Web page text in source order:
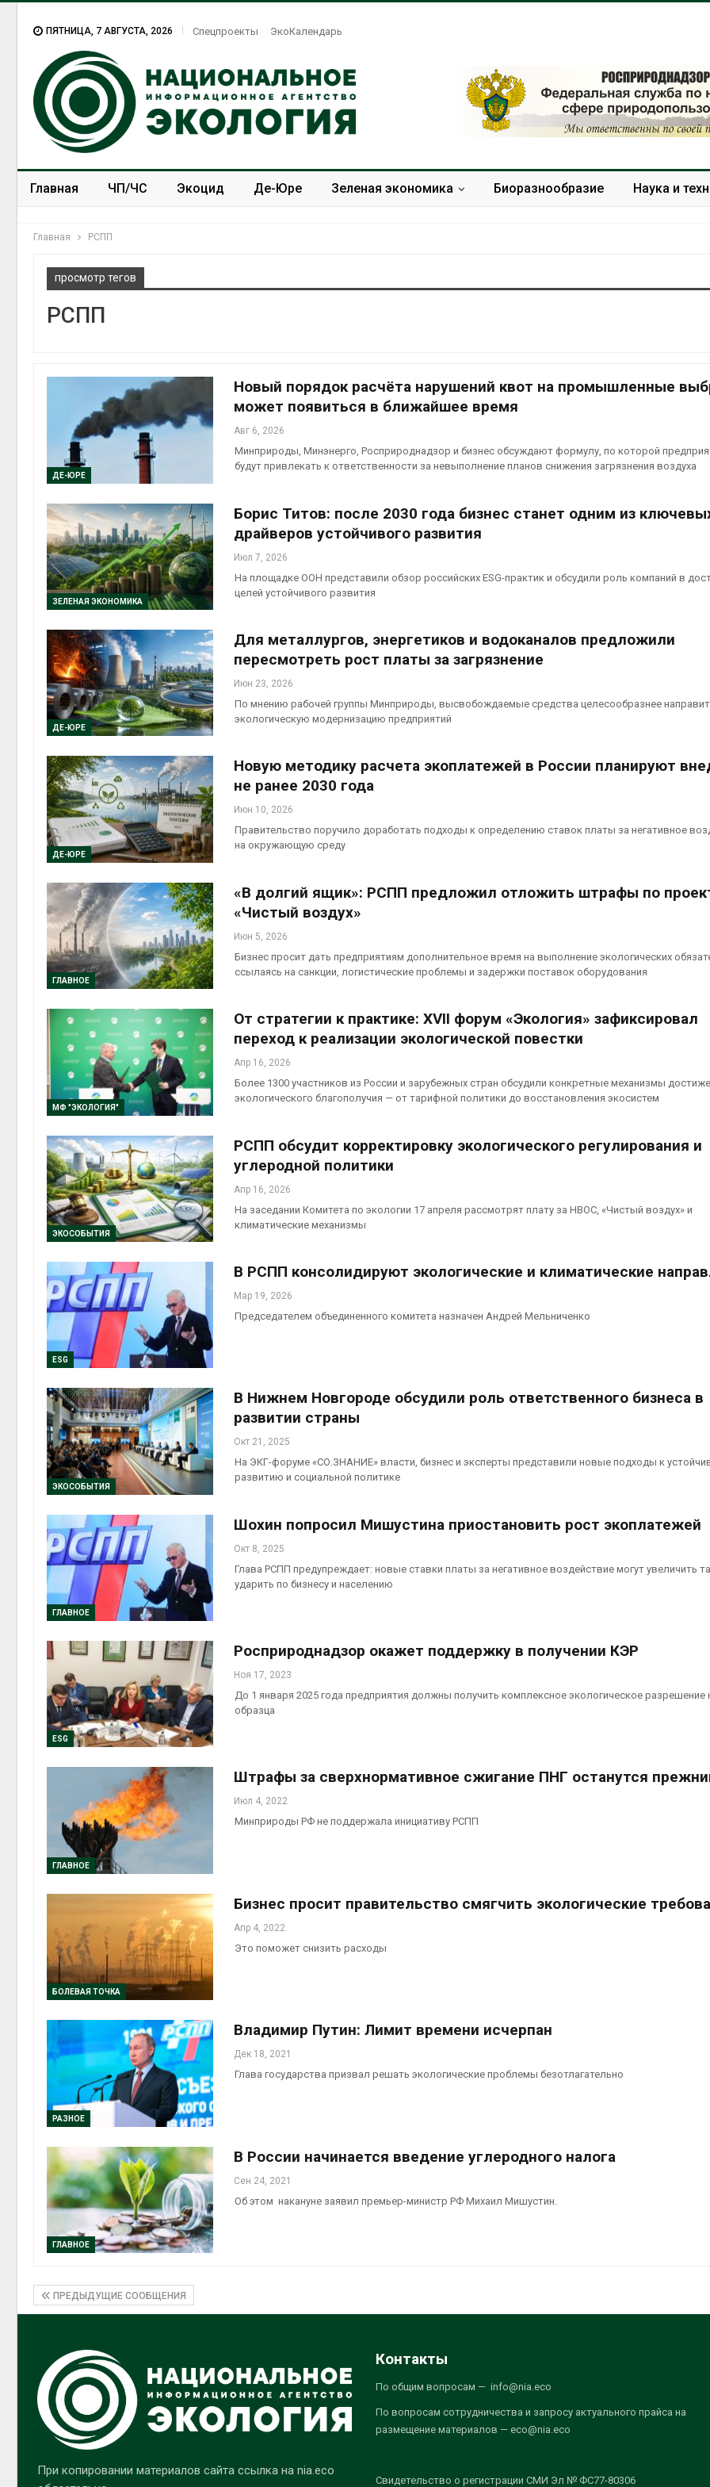
ПЯТНИЦА, 7 АВГУСТА, 2026 Спецпроекты ЭкоКалендарь
Главная ЧП/ЧС Экоцид Де-Юре Зеленая экономика Биоразнообразие Наука и
Главная РСПП
просмотр тегов
РСПП
ДЕ-ЮРЕ
Новый порядок расчёта нарушений квот на промышленные
может появиться в ближайшее время
Авг 6, 2026
Минприроды, Минэнерго, Росприроднадзор и бизнес обсуждают формулу, по которой
будут привлекать к ответственности за невыполнение планов снижения загрязнения воздуха
ЗЕЛЕНАЯ ЭКОНОМИКА
Борис Титов: после 2030 года бизнес станет одним из
драйверов устойчивого развития
Июл 7, 2026
На площадке ООН представили обзор российских ESG-практик и обсудили роль компаний в
целей устойчивого развития
ДЕ-ЮРЕ
Для металлургов, энергетиков и водоканалов предложили
пересмотреть рост платы за загрязнение
Июн 23, 2026
По мнению рабочей группы Минприроды, высвобождаемые средства целесообразнее
экологическую модернизацию предприятий
ДЕ-ЮРЕ
Новую методику расчета экоплатежей в России планируют
не ранее 2030 года
Июн 10, 2026
Правительство поручило доработать подходы к определению ставок платы за негативное
на окружающую среду
ГЛАВНОЕ
«В долгий ящик»: РСПП предложил отложить штрафы по
«Чистый воздух»
Июн 5, 2026
Бизнес просит дать предприятиям дополнительное время на выполнение экологических
ссылаясь на санкции, логистические проблемы и задержки поставок оборудования
МФ "ЭКОЛОГИЯ"
От стратегии к практике: XVII форум «Экология» зафиксировал
переход к реализации экологической повестки
Апр 16, 2026
Более 1300 участников из России и зарубежных стран обсудили конкретные механизмы
экологического благополучия — от тарифной политики до восстановления экосистем
ЭКОСОБЫТИЯ
РСПП обсудит корректировку экологического регулирования и
углеродной политики
Апр 16, 2026
На заседании Комитета по экологии 17 апреля рассмотрят плату за НВОС, «Чистый воздух» и
климатические механизмы
ESG
В РСПП консолидируют экологические и климатические
Мар 19, 2026
Председателем объединенного комитета назначен Андрей Мельниченко
ЭКОСОБЫТИЯ
В Нижнем Новгороде обсудили роль ответственного бизнеса в
развитии страны
Окт 21, 2025
На ЭКГ-форуме «СО.ЗНАНИЕ» власти, бизнес и эксперты представили новые подходы к
развитию и социальной политике
ГЛАВНОЕ
Шохин попросил Мишустина приостановить рост экоплатежей
Окт 8, 2025
Глава РСПП предупреждает: новые ставки платы за негативное воздействие могут увеличить
ударить по бизнесу и населению
ESG
Росприроднадзор окажет поддержку в получении КЭР
Ноя 17, 2023
До 1 января 2025 года предприятия должны получить комплексное экологическое разрешение
образца
ГЛАВНОЕ
Штрафы за сверхнормативное сжигание ПНГ останутся
Июл 4, 2022
Минприроды РФ не поддержала инициативу РСПП
БОЛЕВАЯ ТОЧКА
Бизнес просит правительство смягчить экологические
Апр 4, 2022
Это поможет снизить расходы
РАЗНОЕ
Владимир Путин: Лимит времени исчерпан
Дек 18, 2021
Глава государства призвал решать экологические проблемы безотлагательно
ГЛАВНОЕ
В России начинается введение углеродного налога
Сен 24, 2021
Об этом накануне заявил премьер-министр РФ Михаил Мишустин.
ПРЕДЫДУЩИЕ СООБЩЕНИЯ
Минприроды
потребовало ускорить
строительство мусорных
Авг 7, 2026
ограничивает загрузку
судов из-за дефицита
пресной воды
В китайской провинции
Авг 6, 2026
экообменники для сбора
вторсырья
Учёные предложили
Южная Корея
развитие
полтора раза
увеличить
без отопления
олени
Ozon
При копировании материалов сайта ссылка на nia.eco
Контакты
По общим вопросам — info@nia.eco
По вопросам сотрудничества и запросу актуального прайса на
размещение материалов — eco@nia.eco
Свидетельство о регистрации СМИ Эл № ФС77-80306